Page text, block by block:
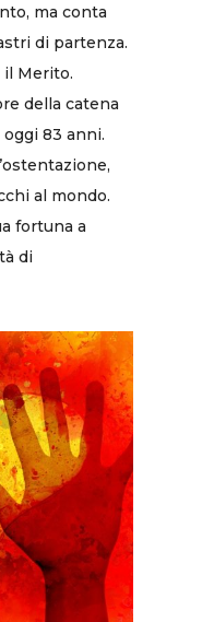
ma conta
di partenza.
il Merito.
della catena
oggi 83 anni.
al mondo.
fortuna a
di